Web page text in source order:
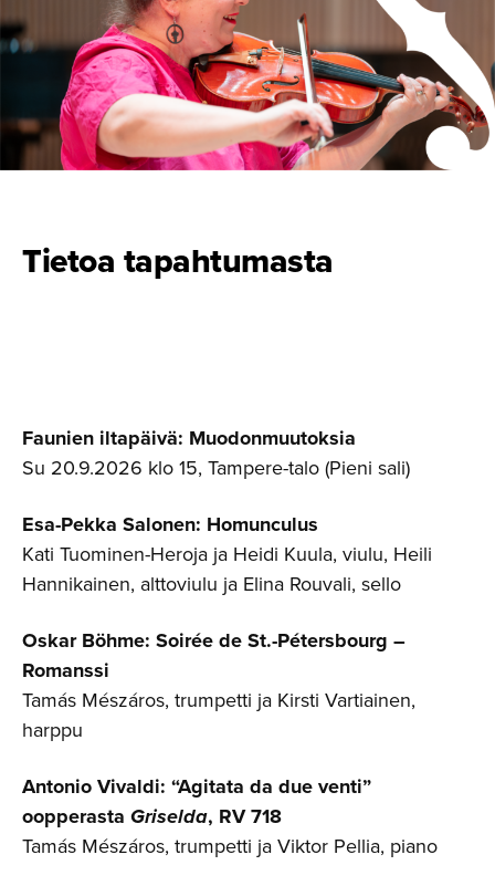
Tietoa tapahtumasta
Faunien iltapäivä: Muodonmuutoksia
Su 20.9.2026 klo 15, Tampere-talo (Pieni sali)
Esa-Pekka Salonen: Homunculus
Kati Tuominen-Heroja ja Heidi Kuula, viulu, Heili
Hannikainen, alttoviulu ja Elina Rouvali, sello
Oskar Böhme: Soirée de St.-Pétersbourg –
Romanssi
Tamás Mészáros, trumpetti ja Kirsti Vartiainen,
harppu
Antonio Vivaldi: “Agitata da due venti”
oopperasta Griselda, RV 718
Tamás Mészáros, trumpetti ja Viktor Pellia, piano